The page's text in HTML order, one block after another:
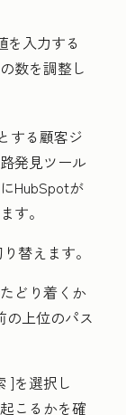
を入力する
数を調整し
する顧客ジ
発見ツール
HubSpotが
す。
替えます。
どり着くか
の上位のパス
]を選択し
こるかを確